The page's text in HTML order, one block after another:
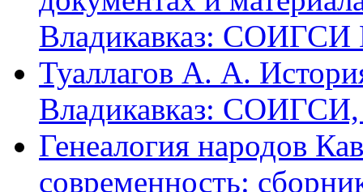
Владикавказ:
Туаллагов А. А.
Владикавказ: СОИГСИ,
Генеалогия народов
современность: